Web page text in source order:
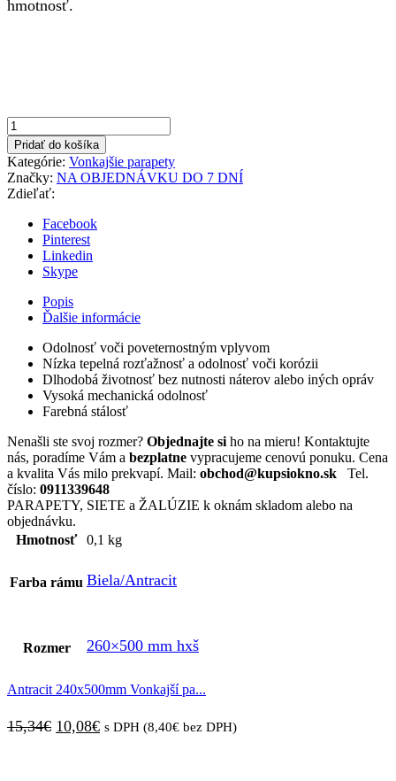
hmotnosť.
množstvo
Antracit
260x500mm
Vonkajší
parapet
hliníkový
Pridať do košíka
Kategórie: Vonkajšie parapety
Značky: NA OBJEDNÁVKU DO 7 DNÍ
Zdieľať:
Facebook
Pinterest
Linkedin
Skype
Popis
Ďalšie informácie
Odolnosť voči poveternostným vplyvom
Nízka tepelná rozťažnosť a odolnosť voči korózii
Dlhodobá životnosť bez nutnosti náterov alebo iných opráv
Vysoká mechanická odolnosť
Farebná stálosť
Nenašli ste svoj rozmer? Objednajte si ho na mieru! Kontaktujte
nás, poradíme Vám a bezplatne vypracujeme cenovú ponuku. Cena
a kvalita Vás milo prekvapí. Mail: obchod@kupsiokno.sk Tel.
číslo: 0911339648
PARAPETY, SIETE a ŽALÚZIE k oknám skladom alebo na
objednávku.
Hmotnosť
0,1 kg
Farba rámu Biela/Antracit
Rozmer 260×500 mm hxš
Antracit 240x500mm Vonkajší pa...
15,34€ Pôvodná
10,08€Aktuálna
s DPH (8,40€ bez DPH)